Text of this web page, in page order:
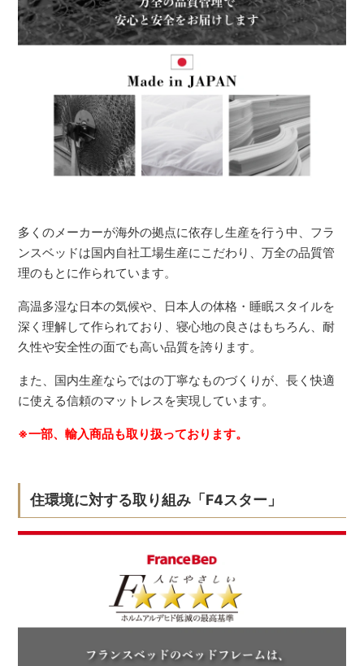
多くのメーカーが海外の拠点に依存し生産を行う中、フラ
ンスベッドは国内自社工場生産にこだわり、万全の品質管
理のもとに作られています。
高温多湿な日本の気候や、日本人の体格・睡眠スタイルを
深く理解して作られており、寝心地の良さはもちろん、耐
久性や安全性の面でも高い品質を誇ります。
また、国内生産ならではの丁寧なものづくりが、長く快適
に使える信頼のマットレスを実現しています。
※一部、輸入商品も取り扱っております。
住環境に対する取り組み「F4スター」